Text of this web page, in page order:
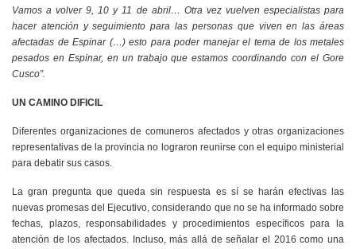
Vamos a volver 9, 10 y 11 de abril… Otra vez vuelven especialistas para
hacer atención y seguimiento para las personas que viven en las áreas
afectadas de Espinar (…) esto para poder manejar el tema de los metales
pesados en Espinar, en un trabajo que estamos coordinando con el Gore
Cusco”.
UN CAMINO DIFICIL
Diferentes organizaciones de comuneros afectados y otras organizaciones
representativas de la provincia no lograron reunirse con el equipo ministerial
para debatir sus casos.
La gran pregunta que queda sin respuesta es sí se harán efectivas las
nuevas promesas del Ejecutivo, considerando que no se ha informado sobre
fechas, plazos, responsabilidades y procedimientos específicos para la
atención de los afectados. Incluso, más allá de señalar el 2016 como una